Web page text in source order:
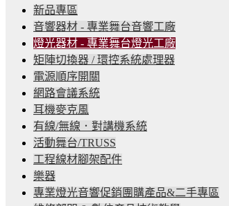
新品專區
音響器材 - 專業舞台音響工廠
燈光器材 - 專業舞台燈光工廠
矩陣切換器 / 環控系統處理器
電源順序開關
網路會議系統
耳機麥克風
有線/無線．對講機系統
活動舞台/TRUSS
工程線材腳架配件
樂器
專業燈光音響促銷團購產品&二手專區